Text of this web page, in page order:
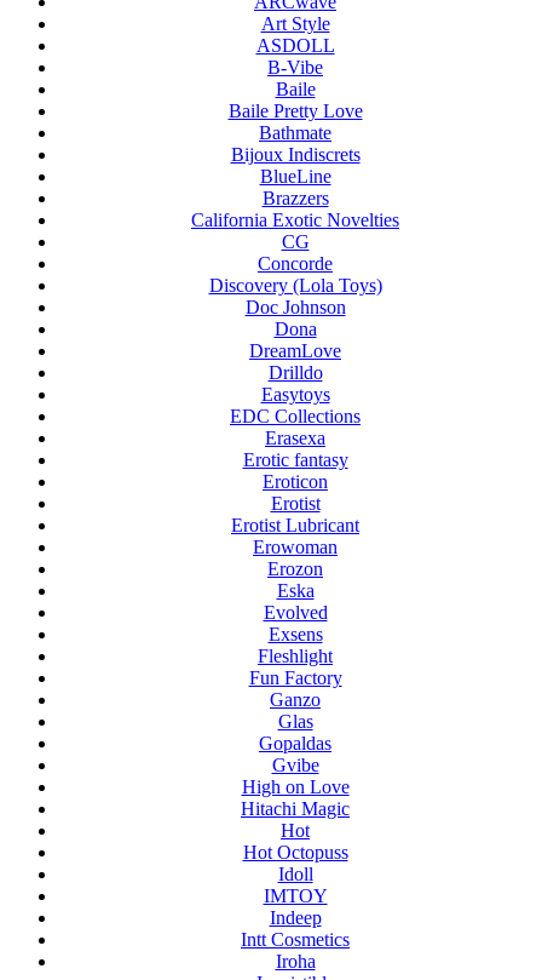
Art Style
ASDOLL
B-Vibe
Baile
Baile Pretty Love
Bathmate
Bijoux Indiscrets
BlueLine
Brazzers
California Exotic Novelties
CG
Concorde
Discovery (Lola Toys)
Doc Johnson
Dona
DreamLove
Drilldo
Easytoys
EDC Collections
Erasexa
Erotic fantasy
Eroticon
Erotist
Erotist Lubricant
Erowoman
Erozon
Eska
Evolved
Exsens
Fleshlight
Fun Factory
Ganzo
Glas
Gopaldas
Gvibe
High on Love
Hitachi Magic
Hot
Hot Octopuss
Idoll
IMTOY
Indeep
Intt Cosmetics
Iroha